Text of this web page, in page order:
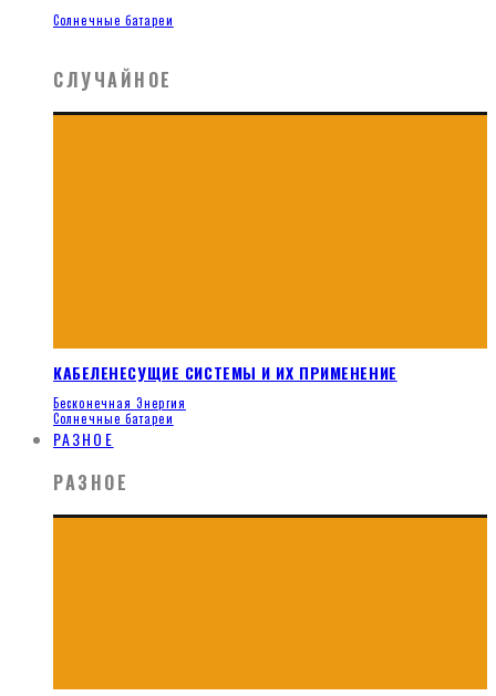
Солнечные батареи
СЛУЧАЙНОЕ
КАБЕЛЕНЕСУЩИЕ СИСТЕМЫ И ИХ ПРИМЕНЕНИЕ
Бесконечная Энергия
Солнечные батареи
РАЗНОЕ
РАЗНОЕ